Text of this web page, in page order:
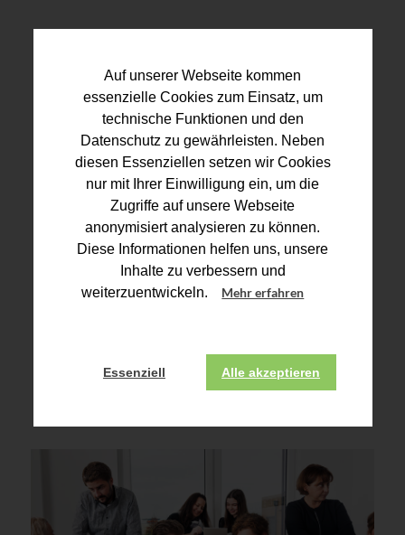
Auf unserer Webseite kommen
essenzielle Cookies zum Einsatz, um
technische Funktionen und den
Datenschutz zu gewährleisten. Neben
diesen Essenziellen setzen wir Cookies
nur mit Ihrer Einwilligung ein, um die
Zugriffe auf unsere Webseite
anonymisiert analysieren zu können.
Diese Informationen helfen uns, unsere
Inhalte zu verbessern und
weiterzuentwickeln.
Mehr erfahren
Essenziell Alle akzeptieren